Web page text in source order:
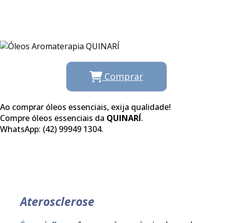
Comprar
Ao comprar óleos essenciais, exija qualidade!
Compre óleos essenciais da QUINARÍ.
WhatsApp: (42) 99949 1304.
Aterosclerose